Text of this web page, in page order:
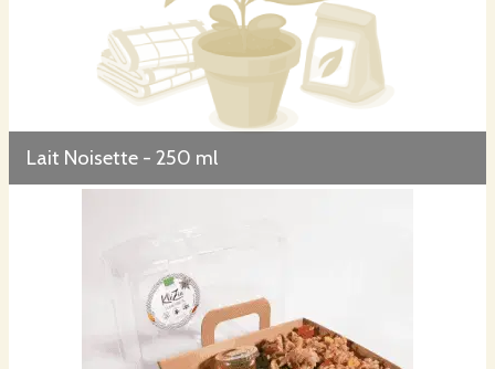
Lait Noisette - 250 ml